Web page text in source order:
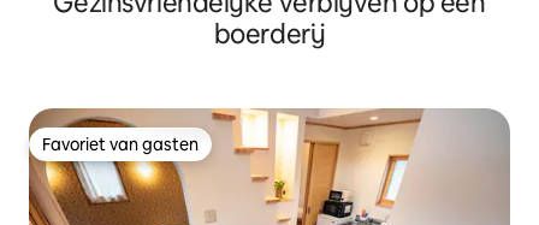
grootgebracht.Het is ook aan te raden
voor wandelingen in de nabijgelegen
Island.
boerderij
Favoriet van gasten
Favoriet van gasten